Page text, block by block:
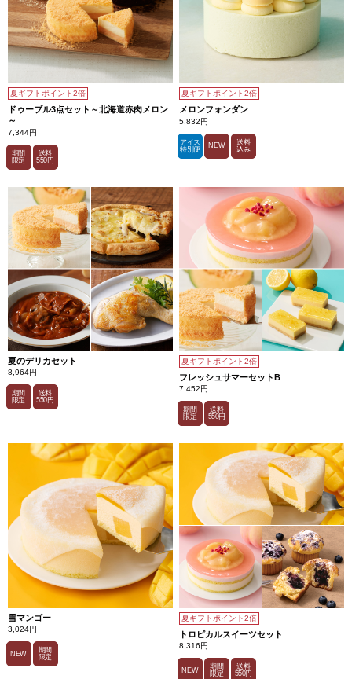
夏ギフトポイント2倍
ドゥーブル3点セット～北海道赤肉メロン
～
7,344円
期間
限定
送料
550円
夏ギフトポイント2倍
メロンフォンダン
5,832円
アイス
特別便
NEW
送料
込み
夏のデリカセット
8,964円
期間
限定
送料
550円
夏ギフトポイント2倍
フレッシュサマーセットB
7,452円
期間
限定
送料
550円
雪マンゴー
3,024円
NEW
期間
限定
夏ギフトポイント2倍
トロピカルスイーツセット
8,316円
NEW
期間
限定
送料
550円